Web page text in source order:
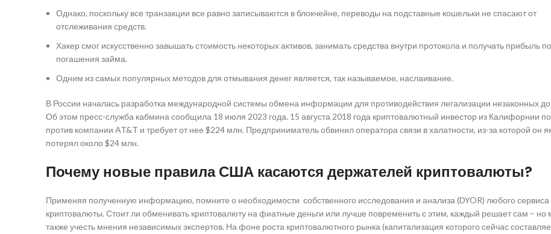
Однако, поскольку все транзакции все равно записываются в блокчейне, переводы на подставные кошельки не спасают от
отслеживания средств.
Хакер смог искусственно завышать стоимость некоторых активов, занимать средства внутри протокола и получать прибыль
погашения займа.
Одним из самых популярных методов для отмывания денег является, так называемое, наслаивание.
В России началась разработка международной системы обмена информации для противодействия легализации незаконных
Об этом пресс-служба кабмина сообщила 18 июля 2023 года. 15 августа 2018 года криптовалютный инвестор из Калифорнии
против компании AT&T и требует от нее $224 млн. Предприниматель обвинил оператора связи в халатности, из-за которой он
потерял около $24 млн.
Почему новые правила США касаются держателей криптовалюты?
Применяя полученную информацию, помните о необходимости собственного исследования и анализа (DYOR) любого сервиса
криптовалюты. Стоит ли обменивать криптовалюту на фиатные деньги или лучше повременить с этим, каждый решает сам – но
также учесть мнения независимых экспертов. На фоне роста криптовалютного рынка (капитализация которого сейчас